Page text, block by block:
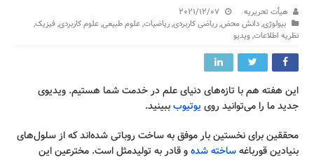
هیأت تحریریه
2021/12/07
بیولوژی,دانش محض,ریاضی کاربردی,ریاضیات,علوم طبیعی,علوم کاربردی,فیزیک,
نظریه اطلاعات,ویدیو
این هفته هم با تازه‌های دنیای علم در خدمت شما هستیم. ویدیوی
جدید ما را می‌توانید روی یوتیوبببینید.
محققین برای نخستین بار موفق به ساخت روباتی شده‌اند که از سلول‌های
بنیادین قورباغهساخته شدهو قادر به تولیدمثل است. مخترعین این